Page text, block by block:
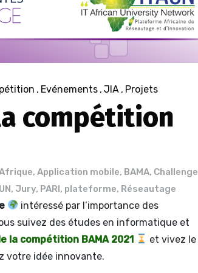
, Evénements , JIA , Projets
compétition
, Application mobile, BAMA, Challenge
, Jury, PARI, plateforme, Réseautage
intéressé par l’importance des
suivez des études en informatique et
la compétition BAMA 2021
et vivez le
votre idée innovante.